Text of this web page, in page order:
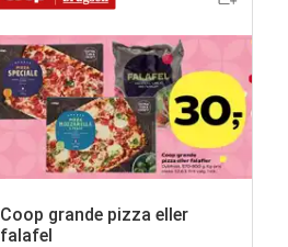
Coop grande pizza eller
falafel